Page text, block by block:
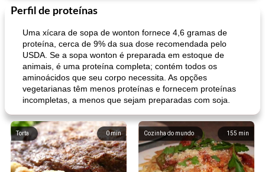
Perfil de proteínas
Uma xícara de sopa de wonton fornece 4,6 gramas de
proteína, cerca de 9% da sua dose recomendada pelo
USDA. Se a sopa wonton é preparada em estoque de
animais, é uma proteína completa; contém todos os
aminoácidos que seu corpo necessita. As opções
vegetarianas têm menos proteínas e fornecem proteínas
incompletas, a menos que sejam preparadas com soja.
0min
Torta 155 min
Cozinha do mundo